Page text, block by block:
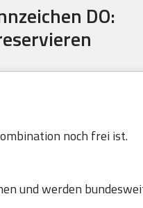
DO:
noch frei ist.
und werden